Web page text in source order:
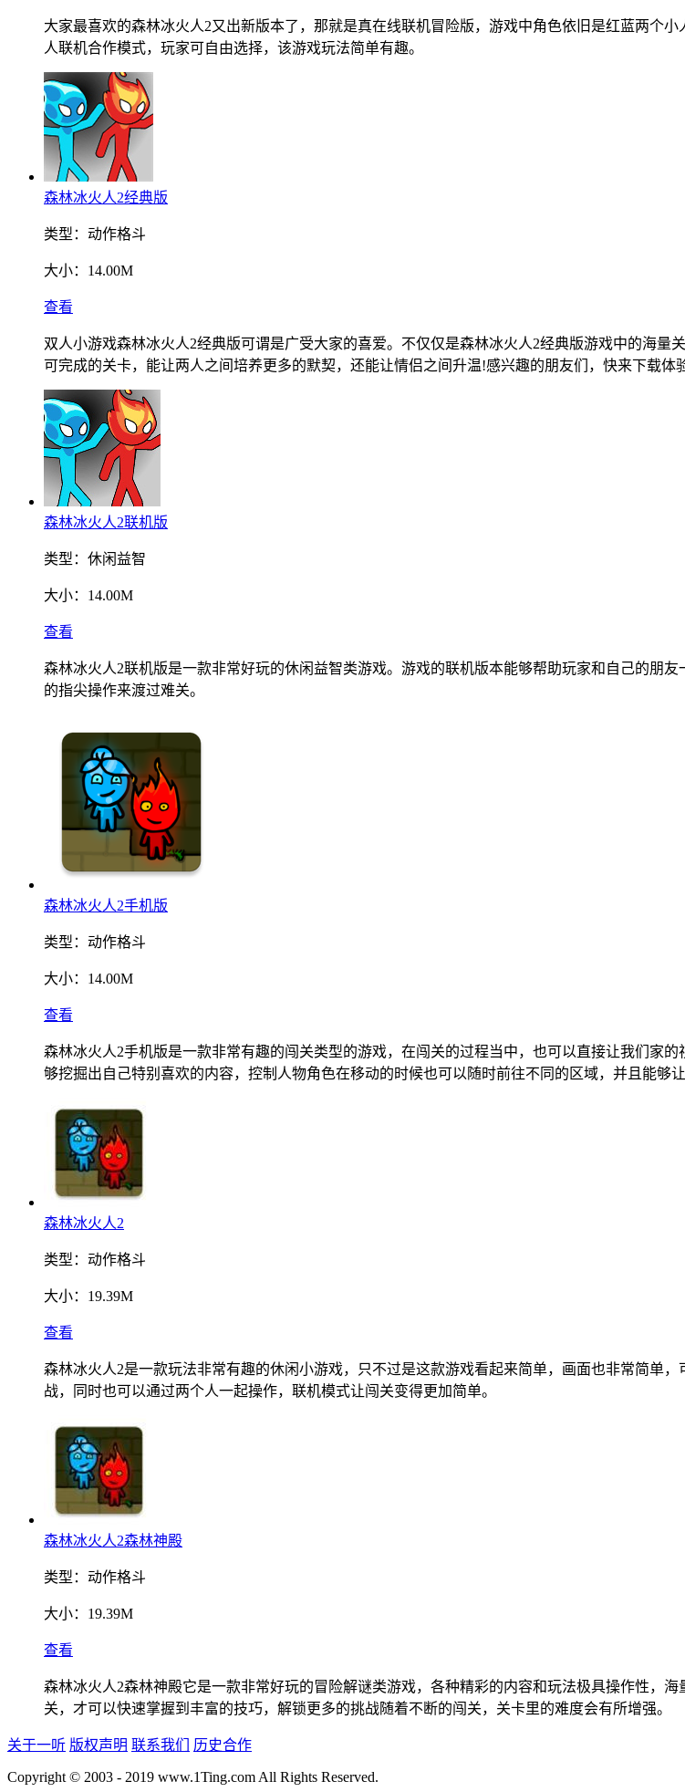
大家最喜欢的森林冰火人2又出新版本了，那就是真在线联机冒险版，游戏中角色依旧是红蓝两个
人联机合作模式，玩家可自由选择，该游戏玩法简单有趣。
森林冰火人2经典版
类型： 动作格斗
大小： 14.00M
查看
双人小游戏森林冰火人2经典版可谓是广受大家的喜爱。不仅仅是森林冰火人2经典版游戏中的海
可完成的关卡，能让两人之间培养更多的默契，还能让情侣之间升温!感兴趣的朋友们，快来下载体
森林冰火人2联机版
类型： 休闲益智
大小： 14.00M
查看
森林冰火人2联机版是一款非常好玩的休闲益智类游戏。游戏的联机版本能够帮助玩家和自己的朋
的指尖操作来渡过难关。
森林冰火人2手机版
类型： 动作格斗
大小： 14.00M
查看
森林冰火人2手机版是一款非常有趣的闯关类型的游戏，在闯关的过程当中，也可以直接让我们家
够挖掘出自己特别喜欢的内容，控制人物角色在移动的时候也可以随时前往不同的区域，并且能够
森林冰火人2
类型： 动作格斗
大小： 19.39M
查看
森林冰火人2是一款玩法非常有趣的休闲小游戏，只不过是这款游戏看起来简单，画面也非常简单
战，同时也可以通过两个人一起操作，联机模式让闯关变得更加简单。
森林冰火人2森林神殿
类型： 动作格斗
大小： 19.39M
查看
森林冰火人2森林神殿它是一款非常好玩的冒险解谜类游戏，各种精彩的内容和玩法极具操作性，
关，才可以快速掌握到丰富的技巧，解锁更多的挑战随着不断的闯关，关卡里的难度会有所增强。
关于一听 版权声明 联系我们 历史合作
Copyright © 2003 - 2019 www.1Ting.com All Rights Reserved.